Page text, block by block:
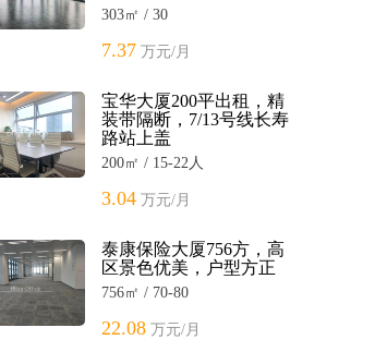
303㎡ / 30
7.37 万元/月
宝华大厦200平出租，精
装带隔断，7/13号线长寿
路站上盖
200㎡ / 15-22人
3.04 万元/月
泰康保险大厦756方，高
区景色优美，户型方正
756㎡ / 70-80
22.08 万元/月